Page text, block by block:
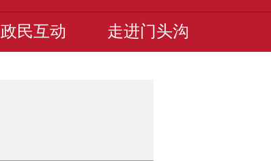
政民互动 走进门头沟